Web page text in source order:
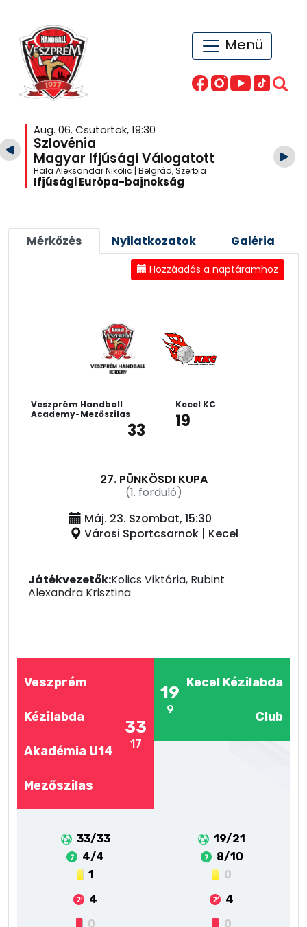
Menü
Aug. 06. Csütörtök, 19:30
Szlovénia
Magyar Ifjúsági Válogatott
Hala Aleksandar Nikolic | Belgrád, Szerbia
Ifjúsági Európa-bajnokság
Mérkőzés Nyilatkozatok Galéria
Hozzáadás a naptáramhoz
Veszprém Handball
Academy-Mezőszilas
33
Kecel KC
19
27. PÜNKÖSDI KUPA
(1. forduló)
Máj. 23. Szombat, 15:30
Városi Sportcsarnok | Kecel
Játékvezetők:Kolics Viktória, Rubint
Alexandra Krisztina